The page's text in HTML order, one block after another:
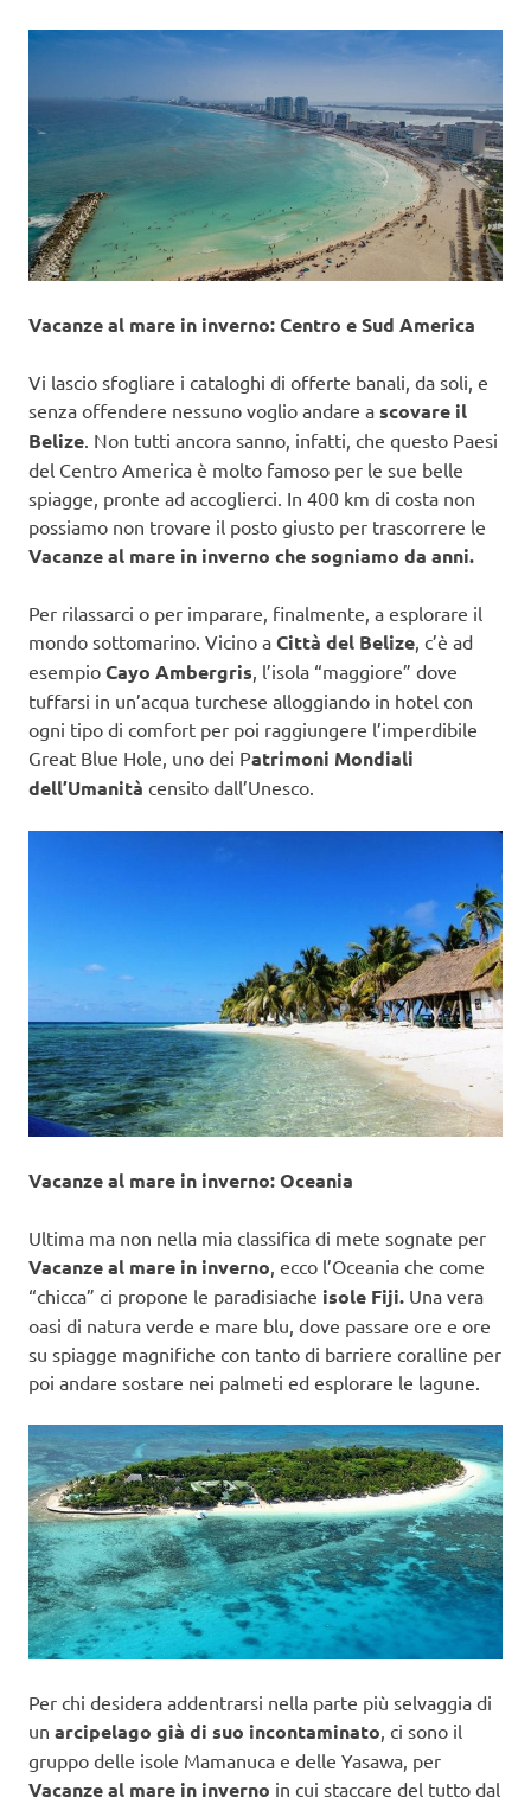
Vacanze al mare in inverno: Centro e Sud America
Vi lascio sfogliare i cataloghi di offerte banali, da soli, e
senza offendere nessuno voglio andare a scovare il
Belize . Non tutti ancora sanno, infatti, che questo Paesi
del Centro America è molto famoso per le sue belle
spiagge, pronte ad accoglierci. In 400 km di costa non
possiamo non trovare il posto giusto per trascorrere le
Vacanze al mare in inverno che sogniamo da anni.
Per rilassarci o per imparare, finalmente, a esplorare il
mondo sottomarino. Vicino a Città del Belize , c’è ad
esempio Cayo Ambergris , l’isola “maggiore” dove
tuffarsi in un’acqua turchese alloggiando in hotel con
ogni tipo di comfort per poi raggiungere l’imperdibile
Great Blue Hole, uno dei Patrimoni Mondiali
dell’Umanità censito dall’Unesco.
Vacanze al mare in inverno: Oceania
Ultima ma non nella mia classifica di mete sognate per
Vacanze al mare in inverno , ecco l’Oceania che come
“chicca” ci propone le paradisiache isole Fiji. Una vera
oasi di natura verde e mare blu, dove passare ore e ore
su spiagge magnifiche con tanto di barriere coralline per
poi andare sostare nei palmeti ed esplorare le lagune.
Per chi desidera addentrarsi nella parte più selvaggia di
un arcipelago già di suo incontaminato, ci sono il
gruppo delle isole Mamanuca e delle Yasawa, per
Vacanze al mare in inverno in cui staccare del tutto dal